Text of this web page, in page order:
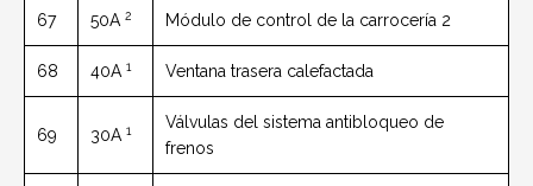
67 50A 2 Módulo de control de la carrocería 2
68 40A 1 Ventana trasera calefactada
69 30A 1
Válvulas del sistema antibloqueo de
frenos